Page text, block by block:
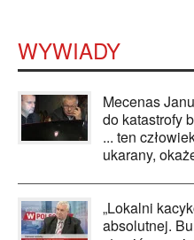
WYWIADY
Mecenas
do katastrofy
... ten
ukarany,
„Lokalni
absolutnej.